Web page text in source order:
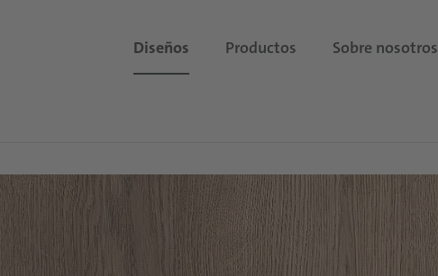
Diseños Productos Sobre nosotros